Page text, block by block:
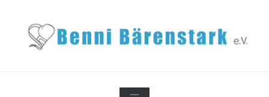
springen